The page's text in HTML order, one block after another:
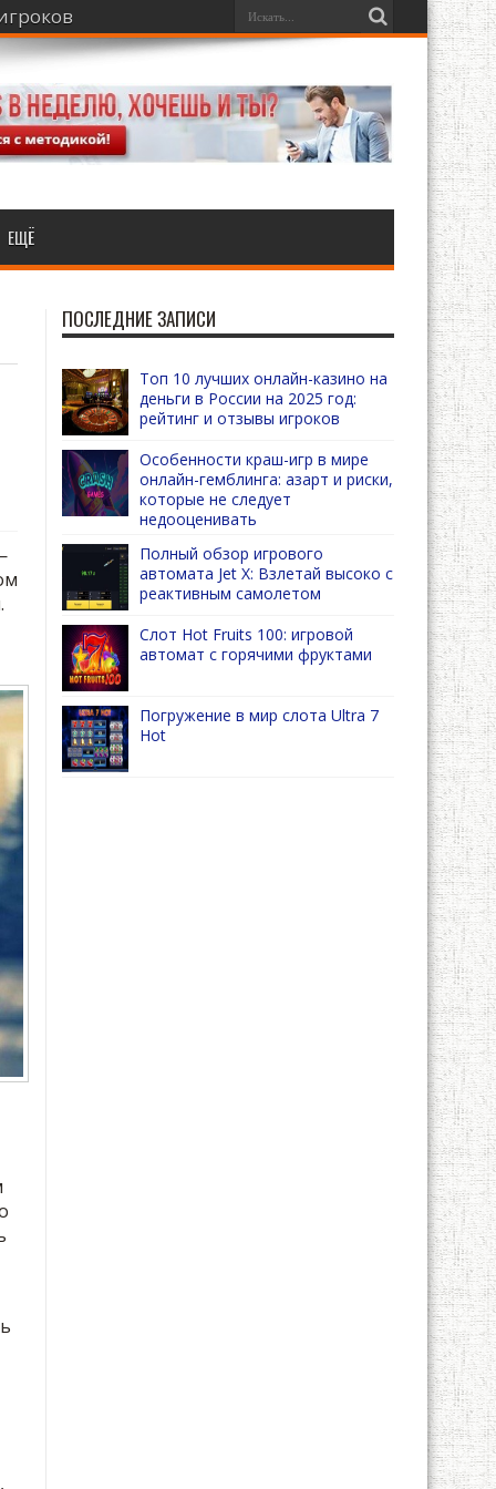
ЕЩЁ
ПОСЛЕДНИЕ ЗАПИСИ
Топ 10 лучших онлайн-казино на
деньги в России на 2025 год:
рейтинг и отзывы игроков
Особенности краш-игр в мире
онлайн-гемблинга: азарт и риски,
которые не следует
недооценивать
Полный обзор игрового
автомата Jet X: Взлетай высоко с
реактивным самолетом
Слот Hot Fruits 100: игровой
автомат с горячими фруктами
Погружение в мир слота Ultra 7
Hot